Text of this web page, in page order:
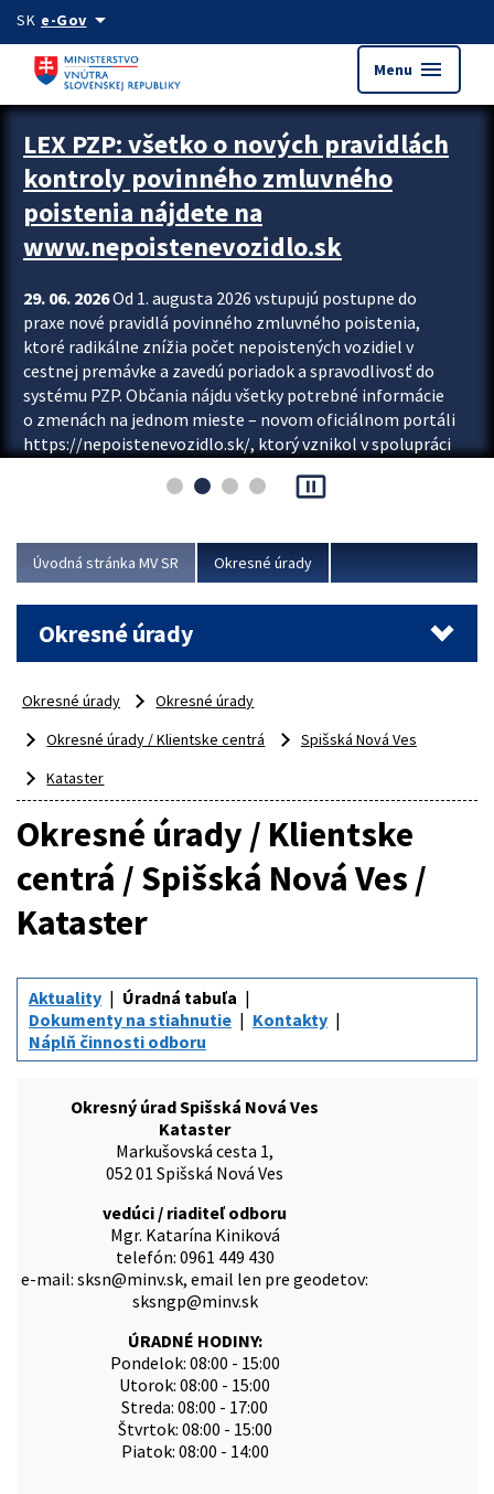
Preskocit na hlavný obsah
SK e-Govarrow_drop_down
Menu menu
Zastavit automatický posun upútavok
LEX PZP: všetko o nových pravidlách
kontroly povinného zmluvného
poistenia nájdete na
www.nepoistenevozidlo.sk
29. 06. 2026Od 1. augusta 2026 vstupujú postupne do
praxe nové pravidlá povinného zmluvného poistenia,
ktoré radikálne znížia počet nepoistených vozidiel v
cestnej premávke a zavedú poriadok a spravodlivosť do
systému PZP. Občania nájdu všetky potrebné informácie
o zmenách na jednom mieste – novom oficiálnom portáli
https://nepoistenevozidlo.sk/, ktorý vznikol v spolupráci
asociácie poisťovní (SLASPO) a Ministerstva vnútra SR.
Viac
pause_presentation
Úvodná stránka MV SR Okresné úrady
Okresné úrady
Okresné úrady
Okresné úrady
Okresné úrady / Klientske centrá
Spišská Nová Ves
Kataster
Okresné úrady / Klientske
centrá / Spišská Nová Ves /
Kataster
Aktuality
Úradná tabuľa
Dokumenty na stiahnutie
Kontakty
Náplň činnosti odboru
Okresný úrad Spišská Nová Ves
Kataster
Markušovská cesta 1,
052 01 Spišská Nová Ves
vedúci / riaditeľ odboru
Mgr. Katarína Kiniková
telefón: 0961 449 430
e-mail: sksn@minv.sk, email len pre geodetov:
sksngp@minv.sk
ÚRADNÉ HODINY:
Pondelok: 08:00 - 15:00
Utorok: 08:00 - 15:00
Streda: 08:00 - 17:00
Štvrtok: 08:00 - 15:00
Piatok: 08:00 - 14:00